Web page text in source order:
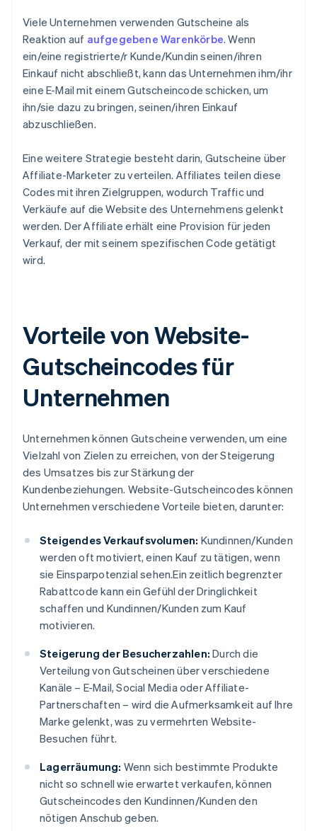
Viele Unternehmen verwenden Gutscheine als
Reaktion auf aufgegebene Warenkörbe. Wenn
ein/eine registrierte/r Kunde/Kundin seinen/ihren
Einkauf nicht abschließt, kann das Unternehmen ihm/ihr
eine E-Mail mit einem Gutscheincode schicken, um
ihn/sie dazu zu bringen, seinen/ihren Einkauf
abzuschließen.
Eine weitere Strategie besteht darin, Gutscheine über
Affiliate-Marketer zu verteilen. Affiliates teilen diese
Codes mit ihren Zielgruppen, wodurch Traffic und
Verkäufe auf die Website des Unternehmens gelenkt
werden. Der Affiliate erhält eine Provision für jeden
Verkauf, der mit seinem spezifischen Code getätigt
wird.
Vorteile von Website-
Gutscheincodes für
Unternehmen
Unternehmen können Gutscheine verwenden, um eine
Vielzahl von Zielen zu erreichen, von der Steigerung
des Umsatzes bis zur Stärkung der
Kundenbeziehungen. Website-Gutscheincodes können
Unternehmen verschiedene Vorteile bieten, darunter:
Steigendes Verkaufsvolumen: Kundinnen/Kunden
werden oft motiviert, einen Kauf zu tätigen, wenn
sie Einsparpotenzial sehen.Ein zeitlich begrenzter
Rabattcode kann ein Gefühl der Dringlichkeit
schaffen und Kundinnen/Kunden zum Kauf
motivieren.
Steigerung der Besucherzahlen: Durch die
Verteilung von Gutscheinen über verschiedene
Kanäle – E-Mail, Social Media oder Affiliate-
Partnerschaften – wird die Aufmerksamkeit auf Ihre
Marke gelenkt, was zu vermehrten Website-
Besuchen führt.
Lagerräumung: Wenn sich bestimmte Produkte
nicht so schnell wie erwartet verkaufen, können
Gutscheincodes den Kundinnen/Kunden den
nötigen Anschub geben.